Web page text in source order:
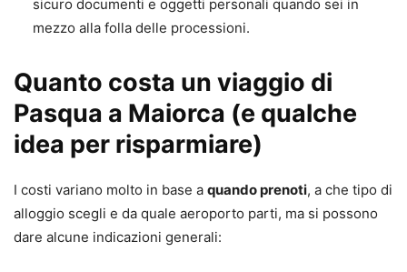
sicuro documenti e oggetti personali quando sei in
mezzo alla folla delle processioni.
Quanto costa un viaggio di
Pasqua a Maiorca (e qualche
idea per risparmiare)
I costi variano molto in base a quando prenoti, a che tipo di
alloggio scegli e da quale aeroporto parti, ma si possono
dare alcune indicazioni generali: